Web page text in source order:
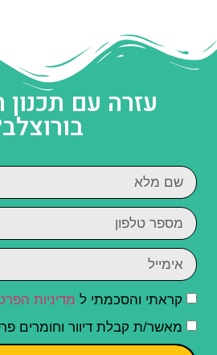
עזרה עם
קראתי והסכמתי ל מדיניות
מאשר/ת קבלת דיוור וחומרים